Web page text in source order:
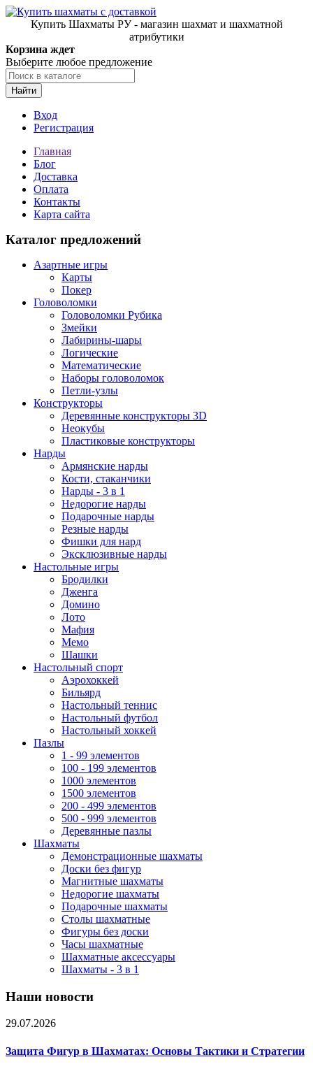
Купить Шахматы РУ - магазин шахмат и шахматной
атрибутики
Корзина ждет
Выберите любое предложение
Найти
Вход
Регистрация
Главная
Блог
Доставка
Оплата
Контакты
Карта сайта
Каталог предложений
Азартные игры
Карты
Покер
Головоломки
Головоломки Рубика
Змейки
Лабирины-шары
Логические
Математические
Наборы головоломок
Петли-узлы
Конструкторы
Деревянные конструкторы 3D
Неокубы
Пластиковые конструкторы
Нарды
Армянские нарды
Кости, стаканчики
Нарды - 3 в 1
Недорогие нарды
Подарочные нарды
Резные нарды
Фишки для нард
Эксклюзивные нарды
Настольные игры
Бродилки
Дженга
Домино
Лото
Мафия
Мемо
Шашки
Настольный спорт
Аэрохоккей
Бильярд
Настольный теннис
Настольный футбол
Настольный хоккей
Пазлы
1 - 99 элементов
100 - 199 элементов
1000 элементов
1500 элементов
200 - 499 элементов
500 - 999 элементов
Деревянные пазлы
Шахматы
Демонстрационные шахматы
Доски без фигур
Магнитные шахматы
Недорогие шахматы
Подарочные шахматы
Столы шахматные
Фигуры без доски
Часы шахматные
Шахматные аксессуары
Шахматы - 3 в 1
Наши новости
29.07.2026
Защита Фигур в Шахматах: Основы Тактики и Стратегии